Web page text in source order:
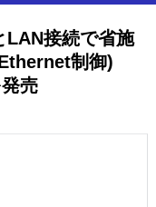
LAN接続で省施
制御)
売